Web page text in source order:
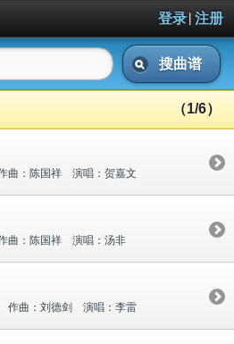
登录| 注册
搜曲谱
（1/6）
：陈国祥 演唱：贺嘉文
曲：陈国祥 演唱：汤非
作曲：刘德剑 演唱：李雷